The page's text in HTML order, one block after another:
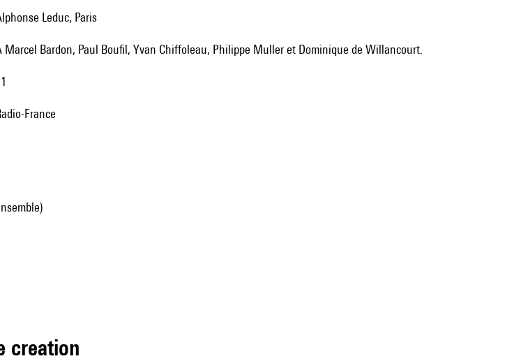
Alphonse Leduc, Paris
à Marcel Bardon, Paul Boufil, Yvan Chiffoleau, Philippe Muller et Dominique de Willancourt.
11
Radio-France
creation